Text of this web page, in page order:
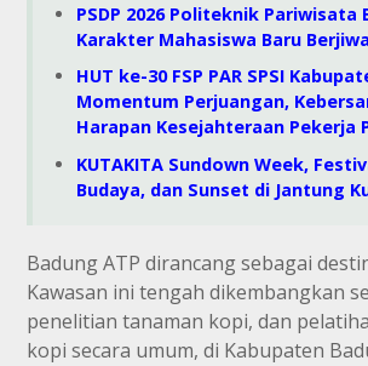
PSDP 2026 Politeknik Pariwisata
Karakter Mahasiswa Baru
HUT ke-30 FSP PAR SPSI
Momentum Perjuangan,
Harapan Kesejahteraan Pekerja
KUTAKITA Sundown Week,
Budaya, dan Sunset di Jantung
Badung ATP dirancang sebagai
Kawasan ini tengah dikembangkan
penelitian tanaman kopi, dan
kopi secara umum, di Kabupaten